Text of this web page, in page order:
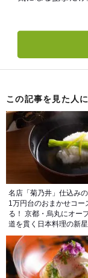
この記事を見た人
名店「菊乃井」仕込み
1万円台のおまかせコー
る！ 京都・烏丸にオー
道を貫く日本料理の新星